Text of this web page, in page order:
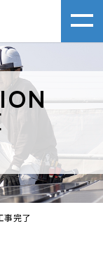
事完了